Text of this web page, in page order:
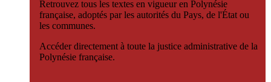
Retrouvez tous les textes en vigueur en Polynésie
française, adoptés par les autorités du Pays, de l'État ou
les communes.
Accéder directement à toute la justice administrative de la
Polynésie française.